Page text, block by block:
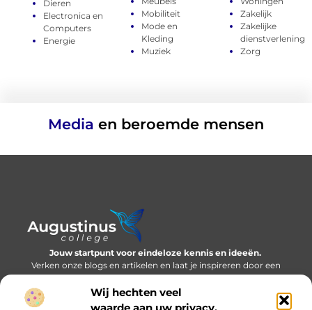
Wij hechten veel
waarde aan uw privacy.
Dieren
Electronica en
Computers
Energie
Mobiliteit
Mode en
Kleding
Muziek
Zakelijk
Zakelijke
dienstverlening
Zorg
Media en beroemde mensen
Jouw startpunt voor eindeloze kennis en ideeën.
Verken onze blogs en artikelen en laat je inspireren door een
wereld vol inzichten.
Bericht categorie